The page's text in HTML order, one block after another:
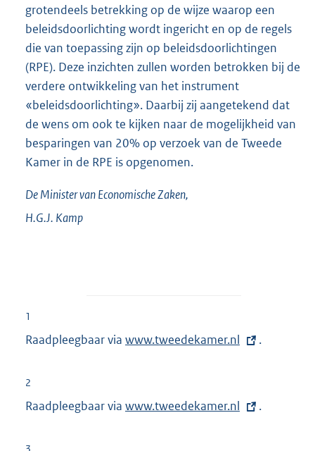
grotendeels betrekking op de wijze waarop een
beleidsdoorlichting wordt ingericht en op de regels
die van toepassing zijn op beleidsdoorlichtingen
(RPE). Deze inzichten zullen worden betrokken bij de
verdere ontwikkeling van het instrument
«beleidsdoorlichting». Daarbij zij aangetekend dat
de wens om ook te kijken naar de mogelijkheid van
besparingen van 20% op verzoek van de Tweede
Kamer in de RPE is opgenomen.
De Minister van Economische Zaken,
H.G.J. Kamp
1
Raadpleegbaar via E
r
www.tweedekamer.nl .
2
Raadpleegbaar via E
www.tweedekamer.nl .